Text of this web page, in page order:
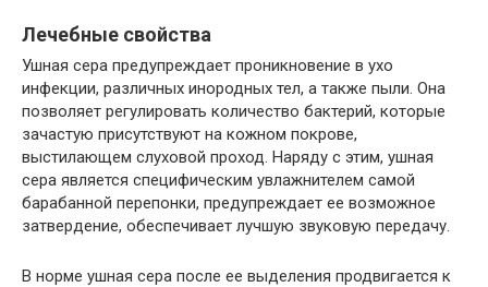
Лечебные свойства
Ушная сера предупреждает проникновение в ухо
инфекции, различных инородных тел, а также пыли. Она
позволяет регулировать количество бактерий, которые
зачастую присутствуют на кожном покрове,
выстилающем слуховой проход. Наряду с этим, ушная
сера является специфическим увлажнителем самой
барабанной перепонки, предупреждает ее возможное
затвердение, обеспечивает лучшую звуковую передачу.
В норме ушная сера после ее выделения продвигается к